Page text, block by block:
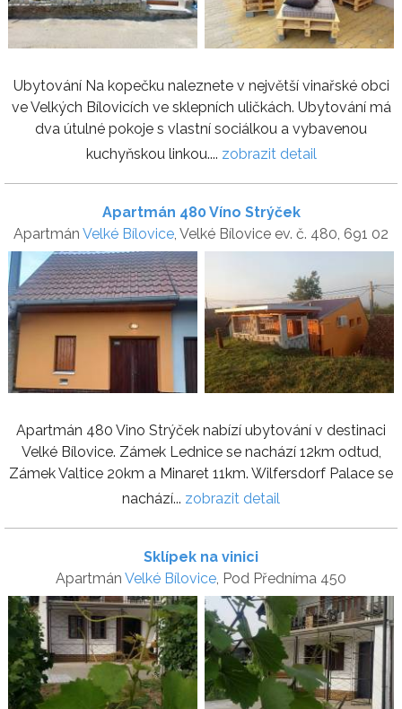
Ubytování Na kopečku naleznete v největší vinařské obci
ve Velkých Bílovicích ve sklepních uličkách. Ubytování má
dva útulné pokoje s vlastní sociálkou a vybavenou
kuchyňskou linkou.... zobrazit detail
Apartmán 480 Víno Strýček
Apartmán Velké Bílovice, Velké Bílovice ev. č. 480, 691 02
Apartmán 480 Vino Strýček nabízí ubytování v destinaci
Velké Bílovice. Zámek Lednice se nachází 12km odtud,
Zámek Valtice 20km a Minaret 11km. Wilfersdorf Palace se
nachází... zobrazit detail
Sklípek na vinici
Apartmán Velké Bílovice, Pod Předníma 450